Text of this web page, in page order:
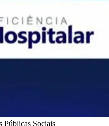
Públicas Sociais